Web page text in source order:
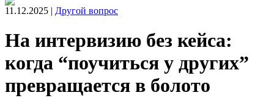
11.12.2025 | Другой вопрос
На интервизию без кейса:
когда “поучиться у других”
превращается в болото